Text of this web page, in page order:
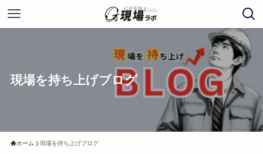
現場を持ち上げブログ
ホーム 現場を持ち上げブログ